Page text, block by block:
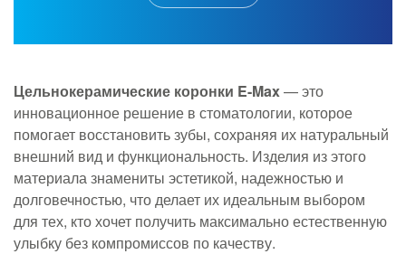
Цельнокерамические коронки E-Max— это
инновационное решение в стоматологии, которое
помогает восстановить зубы, сохраняя их натуральный
внешний вид и функциональность. Изделия из этого
материала знамениты эстетикой, надежностью и
долговечностью, что делает их идеальным выбором
для тех, кто хочет получить максимально естественную
улыбку без компромиссов по качеству.